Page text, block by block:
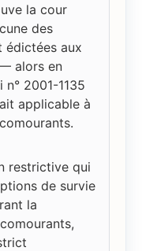
la cour
des
aux
alors en
2001-1135
applicable à
restrictive qui
de survie
la